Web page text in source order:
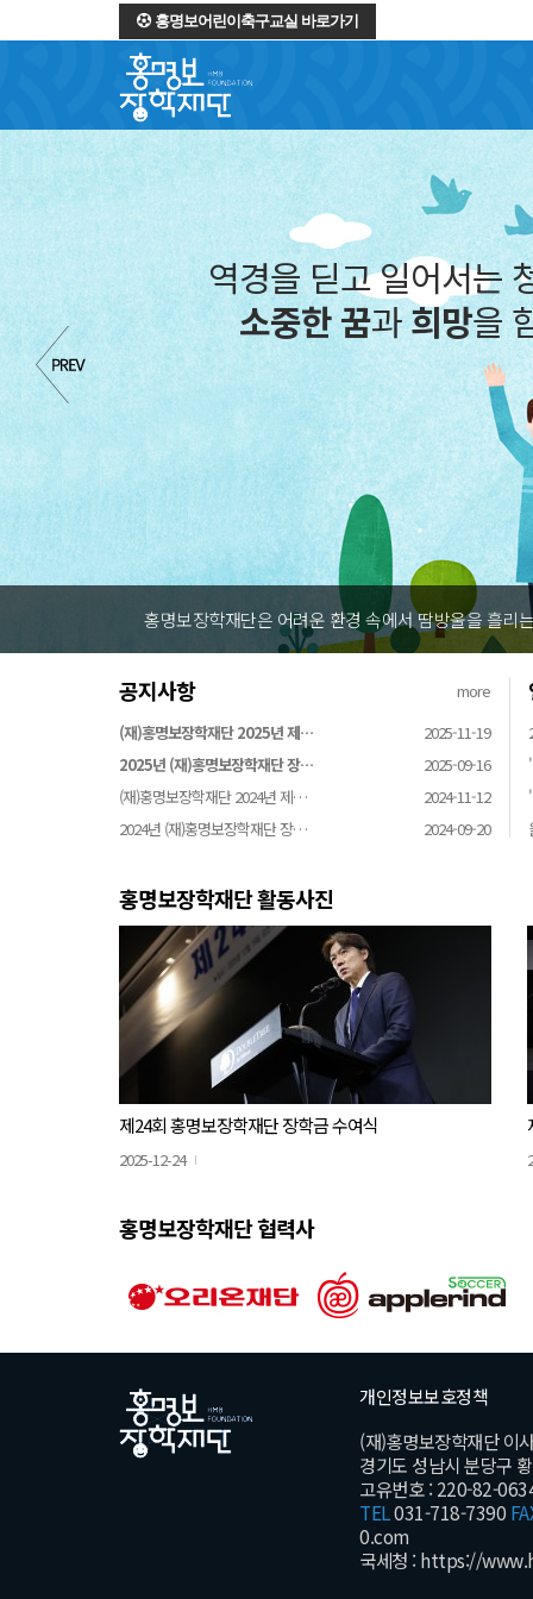
홍명보어린이축구교실 바로가기
역경을 딛고 일어서는
소중한 꿈과희망을
홍명보장학재단은 어려운 환경 속에서 땀방울을 흘리
공지사항
more
(재)홍명보장학재단 2025년 제…
2025-11-19
2025년 (재)홍명보장학재단 장…
2025-09-16
(재)홍명보장학재단 2024년 제…
2024-11-12
2024년 (재)홍명보장학재단 장…
2024-09-20
홍명보장학재단 활동사진
제24회 홍명보장학재단 장학금 수여식
2025-12-24
홍명보장학재단 협력사
개인정보보호정책
(재)홍명보장학재단 이
경기도 성남시 분당구
고유번호 : 220-82-
TEL031-718-7390
0.com
국세청 : https://